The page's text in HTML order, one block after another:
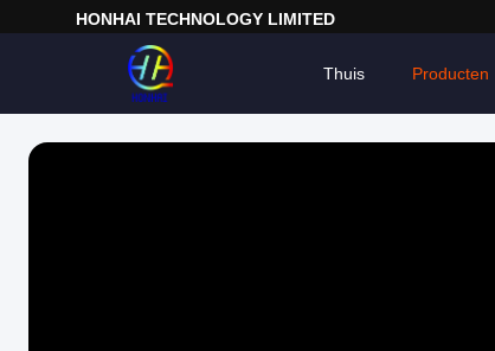
HONHAI TECHNOLOGY LIMITED
Thuis Producten